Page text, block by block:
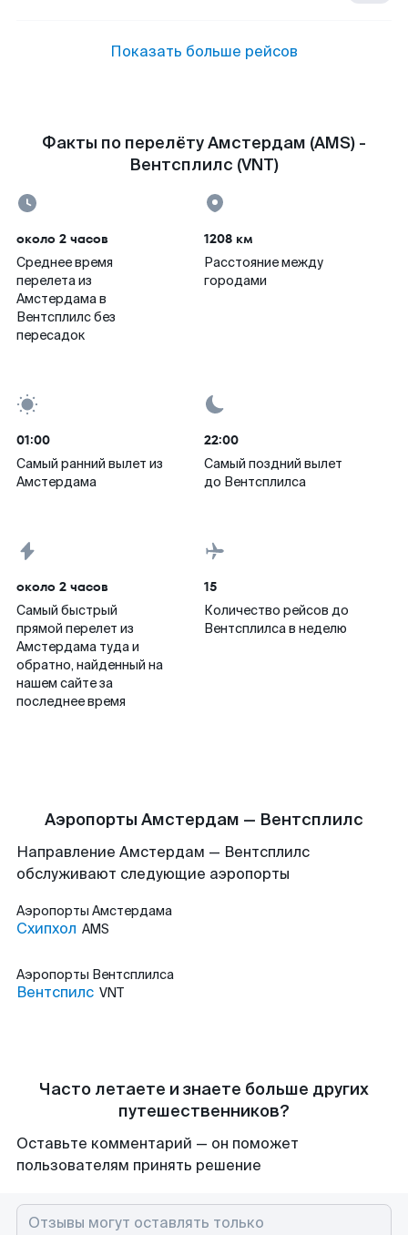
Показать больше рейсов
Факты по перелёту Амстердам (AMS) -
Вентсплилс (VNT)
около 2 часов
Среднее время
перелета из
Амстердама в
Вентсплилс без
пересадок
1208 км
Расстояние между
городами
01:00
Самый ранний вылет из
Амстердама
22:00
Самый поздний вылет
до Вентсплилса
около 2 часов
Самый быстрый
прямой перелет из
Амстердама туда и
обратно, найденный на
нашем сайте за
последнее время
15
Количество рейсов до
Вентсплилса в неделю
Аэропорты Амстердам — Вентсплилс
Направление Амстердам — Вентсплилс
обслуживают следующие аэропорты
Аэропорты Амстердама
Схипхол AMS
Аэропорты Вентсплилса
Вентспилс VNT
Часто летаете и знаете больше других
путешественников?
Оставьте комментарий — он поможет
пользователям принять решение